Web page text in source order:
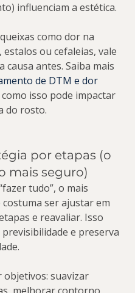
influenciam a estética.
como dor na
estalos ou cefaleias, vale
causa antes. Saiba mais
de DTM e dor
como isso pode impactar
do rosto.
por etapas (o
mais seguro)
tudo”, o mais
ser ajustar em
e reavaliar. Isso
e preserva
objetivos: suavizar